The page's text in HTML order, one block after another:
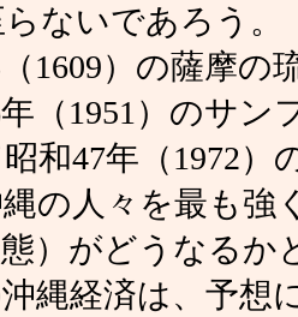
ないであろう。
1609）の薩摩の
（1951）のサ
和47年（1972
の人々を最も強
）がどうなるか
縄経済は、予想